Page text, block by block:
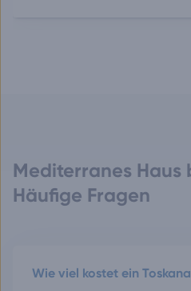
Mediterranes Haus
Häufige Fragen
Wie viel kostet ein